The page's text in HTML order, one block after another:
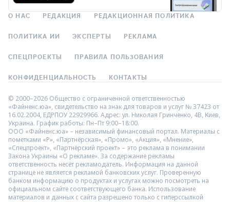
О НАС РЕДАКЦИЯ РЕДАКЦИОННАЯ ПОЛИТИКА
ПОЛИТИКА ИИ ЭКСПЕРТЫ РЕКЛАМА
СПЕЦПРОЕКТЫ ПРАВИЛА ПОЛЬЗОВАНИЯ
КОНФИДЕНЦИАЛЬНОСТЬ КОНТАКТЫ
© 2000–2026 Общество с ограниченной ответственностью
«Файненс.юа», свидетельство на знак для товаров и услуг № 37423 от
16.02.2004, ЕДРПОУ 22929966. Адрес: ул. Николая Гринченко, 4В, Киев,
Украина. График работы: Пн–Пт 9:00–18:00.
ООО «Файненс.юа» – независимый финансовый портал. Материалы с
пометками «Р», «Партнёрская», «Промо», «Акция», «Мнение»,
«Спецпроект», «Партнёрский проект» – это реклама в понимании
Закона Украины «О рекламе». За содержание рекламы
ответственность несёт рекламодатель. Информация на данной
странице не является рекламой банковских услуг. Проверенную
банком информацию о продуктах и услугах можно посмотреть на
официальном сайте соответствующего банка. Использование
материалов и данных с сайта разрешено только с гиперссылкой